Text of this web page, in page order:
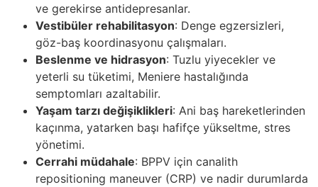
ve gerekirse antidepresanlar.
Vestibüler rehabilitasyon: Denge egzersizleri,
göz-baş koordinasyonu çalışmaları.
Beslenme ve hidrasyon: Tuzlu yiyecekler ve
yeterli su tüketimi, Meniere hastalığında
semptomları azaltabilir.
Yaşam tarzı değişiklikleri: Ani baş hareketlerinden
kaçınma, yatarken başı hafifçe yükseltme, stres
yönetimi.
Cerrahi müdahale: BPPV için canalith
repositioning maneuver (CRP) ve nadir durumlarda